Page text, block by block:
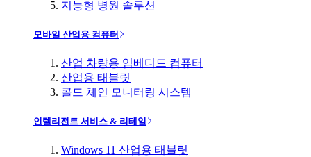
지능형 병원 솔루션
모바일 산업용 컴퓨터
산업 차량용 임베디드 컴퓨터
산업용 태블릿
콜드 체인 모니터링 시스템
인텔리전트 서비스 & 리테일
Windows 11 산업용 태블릿